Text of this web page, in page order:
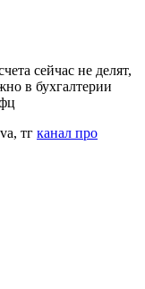
сейчас не делят,
в бухгалтерии
тг канал про